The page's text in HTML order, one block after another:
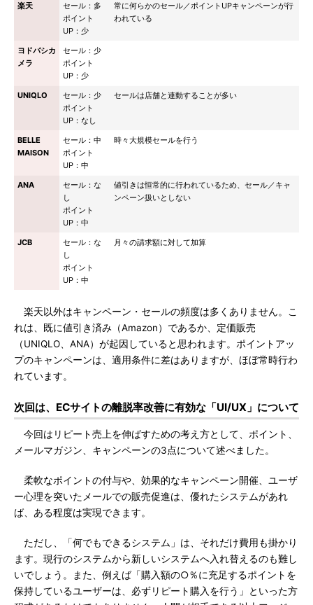
楽天
セール：多
ポイント
UP：少
常に何らかのセール／ポイントUPキャンペーンが行
われている
ヨドバシカ
メラ
セール：少
ポイント
UP：少
UNIQLO
セール：少
ポイント
UP：なし
セールは店舗と連動することが多い
BELLE
MAISON
セール：中
ポイント
UP：中
時々大規模セールを行う
ANA
セール：な
し
ポイント
UP：中
値引きは恒常的に行われているため、セール／キャ
ンペーン扱いとしない
JCB
セール：な
し
ポイント
UP：中
月々の請求額に対して加算
楽天以外はキャンペーン・セールの頻度は多くありません。こ
れは、既に値引き済み（Amazon）であるか、定価販売
（UNIQLO、ANA）が起因していると思われます。ポイントアッ
プのキャンペーンは、適用条件に差はありますが、ほぼ常時行わ
れています。
次回は、ECサイトの離脱率改善に有効な「UI/UX」について
今回はリピート売上を伸ばすための考え方として、ポイント、
メールマガジン、キャンペーンの3点について述べました。
柔軟なポイントの付与や、効果的なキャンペーン開催、ユーザ
ー心理を突いたメールでの販売促進は、優れたシステムがあれ
ば、ある程度は実現できます。
ただし、「何でもできるシステム」は、それだけ費用も掛かり
ます。現行のシステムから新しいシステムへ入れ替えるのも難し
いでしょう。また、例えば「購入額の○％に充足するポイントを
保持しているユーザーは、必ずリピート購入を行う」といった方